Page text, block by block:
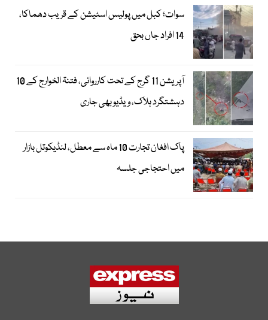
سوات؛ کبل میں پولیس اسٹیشن کے قریب دھماکا،
14 افراد جاں بحق
آپریشن 11 گرج کے تحت کارروائی، فتنۃ الخوارج کے 10
دہشتگرد ہلاک، ویڈیو بھی جاری
پاک افغان تجارت 10 ماہ سے معطل، لنڈیکوتل بازار
میں احتجاجی جلسہ